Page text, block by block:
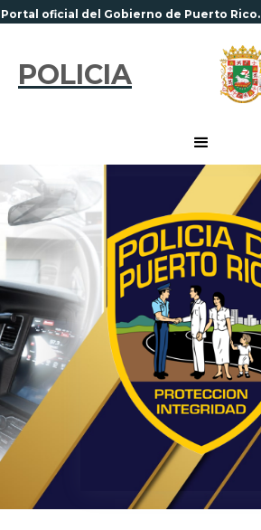
Portal oficial del Gobierno de Puerto Rico.
POLICIA